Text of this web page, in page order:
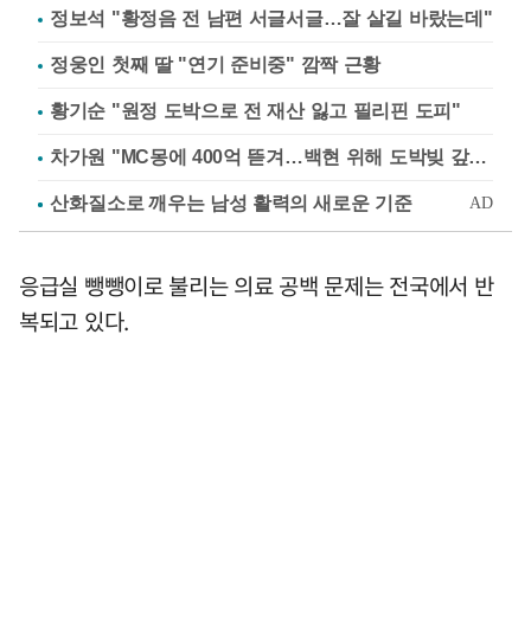
정보석 "황정음 전 남편 서글서글…잘 살길 바랐는데"
정웅인 첫째 딸 "연기 준비중" 깜짝 근황
황기순 "원정 도박으로 전 재산 잃고 필리핀 도피"
차가원 "MC몽에 400억 뜯겨…백현 위해 도박빚 갚아줘"
응급실 뺑뺑이로 불리는 의료 공백 문제는 전국에서 반
복되고 있다.